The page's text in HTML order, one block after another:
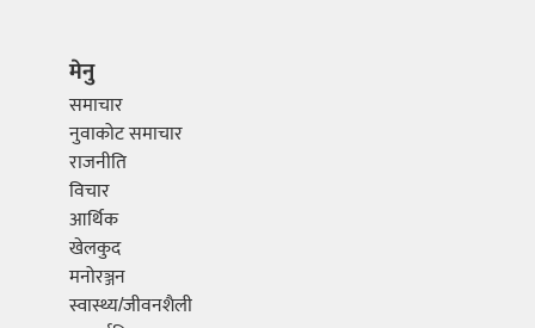
मेनु
समाचार
नुवाकोट समाचार
राजनीति
विचार
आर्थिक
खेलकुद
मनोरञ्जन
स्वास्थ्य/जीवनशैली